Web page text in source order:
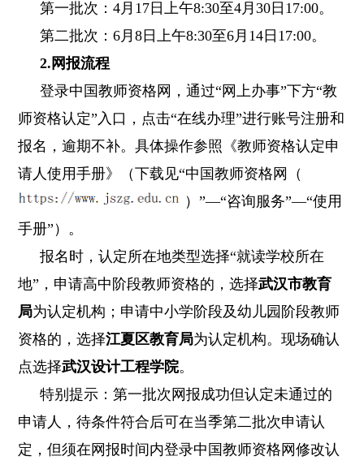
第一批次：4月17日上午8:30至4月30日17:00。
第二批次：6月8日上午8:30至6月14日17:00。
2.网报流程
登录中国教师资格网，通过“网上办事”下方“教
师资格认定”入口，点击“在线办理”进行账号注册和
报名，逾期不补。具体操作参照《教师资格认定申
请人使用手册》（下载见“中国教师资格网（
）”—“咨询服务”—“使用
手册”）。
报名时，认定所在地类型选择“就读学校所在
地”，申请高中阶段教师资格的，选择武汉市教育
局为认定机构；申请中小学阶段及幼儿园阶段教师
资格的，选择江夏区教育局为认定机构。现场确认
点选择武汉设计工程学院。
特别提示：第一批次网报成功但认定未通过的
申请人，待条件符合后可在当季第二批次申请认
定，但须在网报时间内登录中国教师资格网修改认